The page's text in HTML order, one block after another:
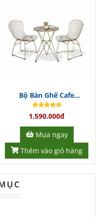
lại sự tiện nghi tối
được
với nhiều loại
nhau.
quán cafe
nhỏ
sang trọng hay
cấp, sản phẩm
quyện hoàn hảo
Bộ Bàn Ghế Cafe
BGCFDT343
1.590.000đ
Mua ngay
Thêm vào giỏ hàng